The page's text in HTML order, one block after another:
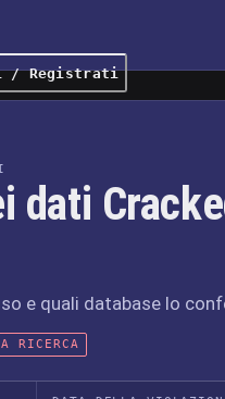
/ Registrati
dati
e quali database lo
RICERCA